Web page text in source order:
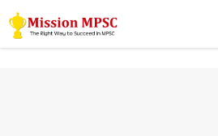
Skip
to